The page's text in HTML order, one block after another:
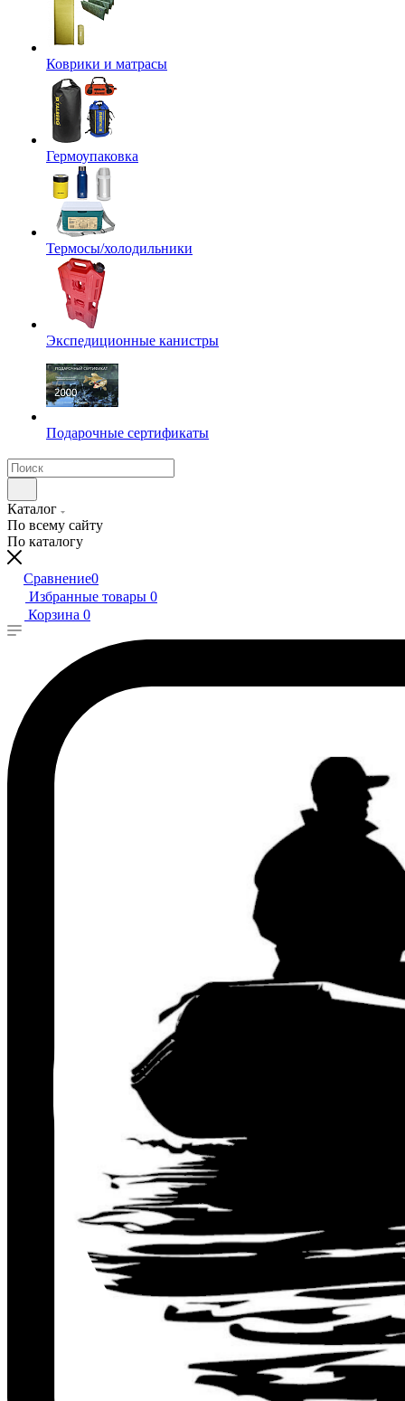
Коврики и матрасы
Гермоупаковка
Термосы/холодильники
Экспедиционные канистры
Подарочные сертификаты
Каталог
По всему сайту
По каталогу
Сравнение0
Избранные товары 0
Корзина 0